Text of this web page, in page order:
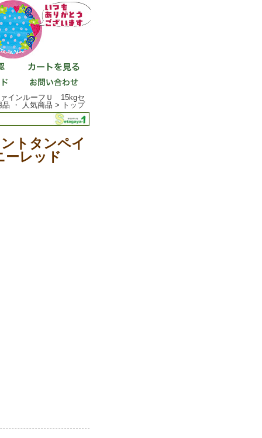
ァインルーフＵ 15kgセ
・ 人気商品 > トップ
トタンペイ
レッド